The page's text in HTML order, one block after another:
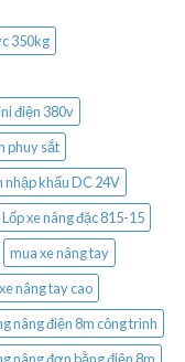
350kg
điện 380v
phuy sắt
nhập khẩu DC 24V
Lốp xe nâng đặc 815-15
mua xe nâng tay
nâng tay cao
nâng điện 8m công trình